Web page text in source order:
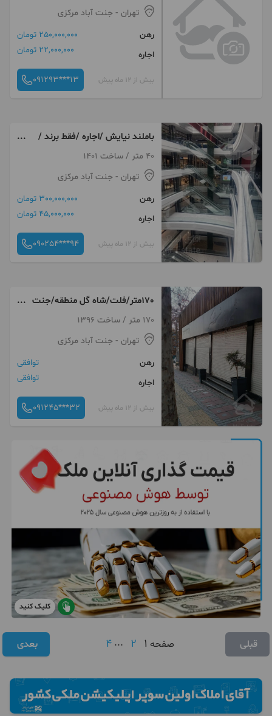
تهران - جنت آباد مرکزی
رهن
250,000,000 تومان
اجاره
22,000,000 تومان
بیش از 12 ماه پیش 091293***13
باملند نیایش /اجاره /فقط برند /
طبقه ۴
40 متر / ساخت 1401
تهران - جنت آباد مرکزی
رهن
300,000,000 تومان
اجاره
45,000,000 تومان
بیش از 12 ماه پیش 090254***94
170متر/فلت/شاه گل منطقه/جنت
آباد مرکزی
170 متر / ساخت 1396
تهران - جنت آباد مرکزی
رهن
توافقی
اجاره
توافقی
بیش از 12 ماه پیش 091245***32
کلیک کنید
قبلی صفحه 1
2
...
4 بعدی